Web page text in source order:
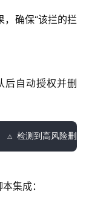
确保“该拦的拦
后自动授权并删
测到高风险删除
集成：